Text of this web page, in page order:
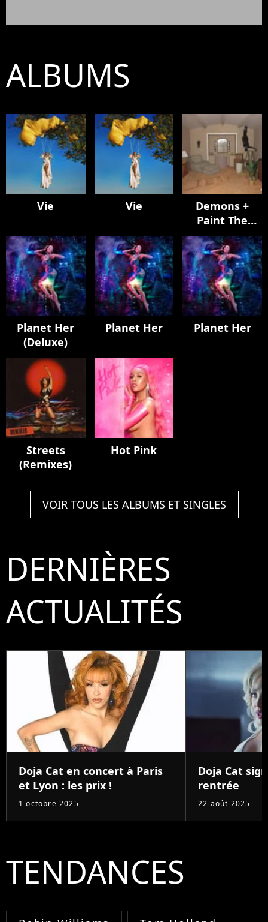
ALBUMS
Vie Vie
Demons +
Paint The
Town Red
Planet Her
(Deluxe)
Planet Her Planet Her
Streets
(Remixes)
Hot Pink
VOIR TOUS LES ALBUMS ET SINGLES
DERNIÈRES
ACTUALITÉS
Doja Cat en concert à Paris
et Lyon : les prix !
1 octobre 2025
Doja Cat
rentrée
22 août 2025
TENDANCES